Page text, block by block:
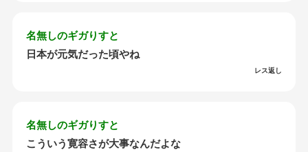
名無しのギガりすと
日本が元気だった頃やね
レス返し
名無しのギガりすと
こういう寛容さが大事なんだよな